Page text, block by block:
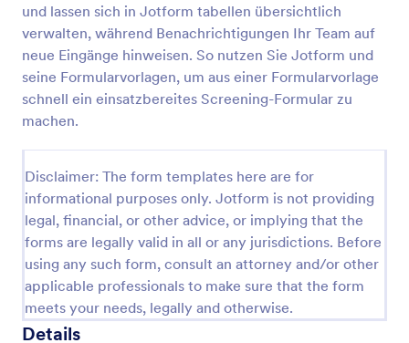
und lassen sich in Jotform tabellen übersichtlich
verwalten, während Benachrichtigungen Ihr Team auf
neue Eingänge hinweisen. So nutzen Sie Jotform und
seine Formularvorlagen, um aus einer Formularvorlage
schnell ein einsatzbereites Screening-Formular zu
machen.
Disclaimer: The form templates here are for
informational purposes only. Jotform is not providing
legal, financial, or other advice, or implying that the
forms are legally valid in all or any jurisdictions. Before
using any such form, consult an attorney and/or other
applicable professionals to make sure that the form
meets your needs, legally and otherwise.
Details
Jotform vor Reiki-Sitzungen wichtige Angaben und
Einwilligungen, um Vorgespräche vorzubereiten und
die Datenerfassung in Praxis, Studio oder
Einzelpraxis zu organisieren.
Go to Category:
Vorlagen für Fragebögen